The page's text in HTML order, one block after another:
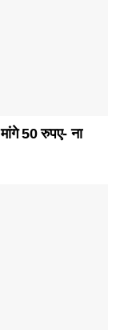
50 रुपए- ना